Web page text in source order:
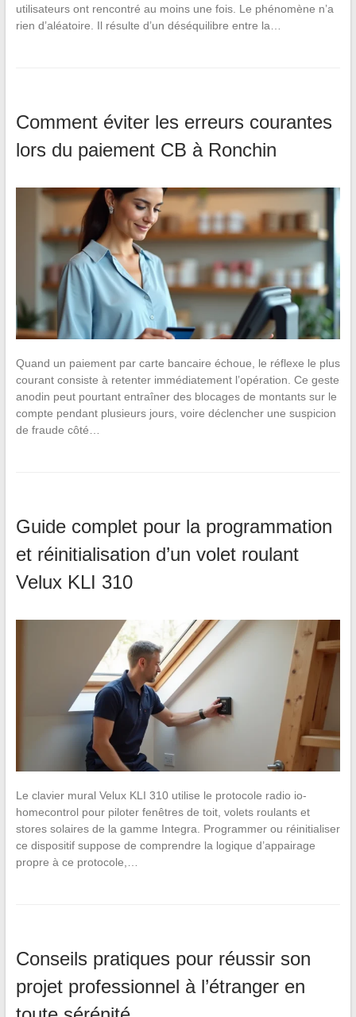
utilisateurs ont rencontré au moins une fois. Le phénomène n’a
rien d’aléatoire. Il résulte d’un déséquilibre entre la…
Comment éviter les erreurs courantes
lors du paiement CB à Ronchin
Quand un paiement par carte bancaire échoue, le réflexe le plus
courant consiste à retenter immédiatement l’opération. Ce geste
anodin peut pourtant entraîner des blocages de montants sur le
compte pendant plusieurs jours, voire déclencher une suspicion
de fraude côté…
Guide complet pour la programmation
et réinitialisation d’un volet roulant
Velux KLI 310
Le clavier mural Velux KLI 310 utilise le protocole radio io-
homecontrol pour piloter fenêtres de toit, volets roulants et
stores solaires de la gamme Integra. Programmer ou réinitialiser
ce dispositif suppose de comprendre la logique d’appairage
propre à ce protocole,…
Conseils pratiques pour réussir son
projet professionnel à l’étranger en